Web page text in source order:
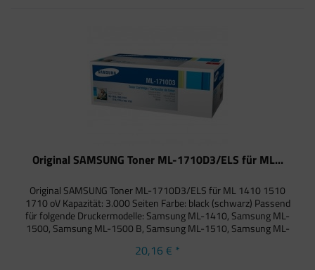
Original SAMSUNG Toner ML-1710D3/ELS für ML...
Original SAMSUNG Toner ML-1710D3/ELS für ML 1410 1510
1710 oV Kapazität: 3.000 Seiten Farbe: black (schwarz) Passend
für folgende Druckermodelle: Samsung ML-1410, Samsung ML-
1500, Samsung ML-1500 B, Samsung ML-1510, Samsung ML-
20,16 € *